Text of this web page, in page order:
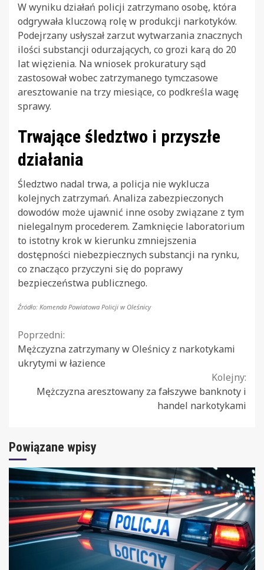
W wyniku działań policji zatrzymano osobę, która
odgrywała kluczową rolę w produkcji narkotyków.
Podejrzany usłyszał zarzut wytwarzania znacznych
ilości substancji odurzających, co grozi karą do 20
lat więzienia. Na wniosek prokuratury sąd
zastosował wobec zatrzymanego tymczasowe
aresztowanie na trzy miesiące, co podkreśla wagę
sprawy.
Trwające śledztwo i przyszłe
działania
Śledztwo nadal trwa, a policja nie wyklucza
kolejnych zatrzymań. Analiza zabezpieczonych
dowodów może ujawnić inne osoby związane z tym
nielegalnym procederem. Zamknięcie laboratorium
to istotny krok w kierunku zmniejszenia
dostępności niebezpiecznych substancji na rynku,
co znacząco przyczyni się do poprawy
bezpieczeństwa publicznego.
Źródło: Komenda Powiatowa Policji w Oleśnicy
Continue
Reading
Poprzedni:
Mężczyzna zatrzymany w Oleśnicy z narkotykami
ukrytymi w łazience
Kolejny:
Mężczyzna aresztowany za fałszywe banknoty i
handel narkotykami
Powiązane wpisy